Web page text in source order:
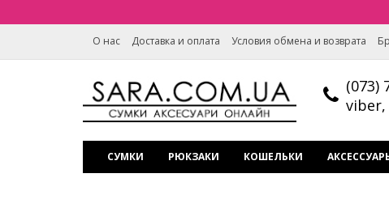
О нас Доставка и оплата Условия обмена и возврата
(073)
СУМКИ РЮКЗАКИ КОШЕЛЬКИ